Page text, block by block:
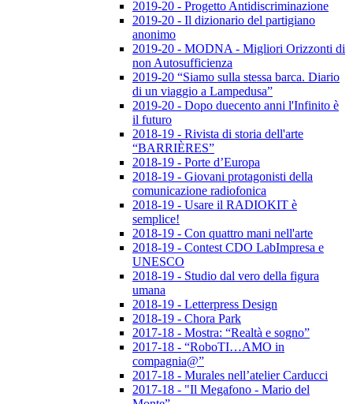
2019-20 - Progetto Antidiscriminazione
2019-20 - Il dizionario del partigiano
anonimo
2019-20 - MODNA - Migliori Orizzonti di
non Autosufficienza
2019-20 “Siamo sulla stessa barca. Diario
di un viaggio a Lampedusa”
2019-20 - Dopo duecento anni l'Infinito è
il futuro
2018-19 - Rivista di storia dell'arte
“BARRIÈRES”
2018-19 - Porte d’Europa
2018-19 - Giovani protagonisti della
comunicazione radiofonica
2018-19 - Usare il RADIOKIT è
semplice!
2018-19 - Con quattro mani nell'arte
2018-19 - Contest CDO LabImpresa e
UNESCO
2018-19 - Studio dal vero della figura
umana
2018-19 - Letterpress Design
2018-19 - Chora Park
2017-18 - Mostra: “Realtà e sogno”
2017-18 - “RoboTI…AMO in
compagnia@”
2017-18 - Murales nell’atelier Carducci
2017-18 - "Il Megafono - Mario del